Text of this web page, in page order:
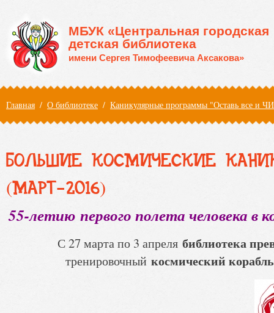
МБУК «Центральная городская
детская библиотека
имени Сергея Тимофеевича Аксакова»
Вы здесь
Главная / О библиотеке / Каникулярные программы "Оставь все и
БОЛЬШИЕ КОСМИЧЕСКИЕ
(МАРТ-2016)
55-летию первого полета человека в
С 27 марта по 3 апреля библиотека
тренировочный космический